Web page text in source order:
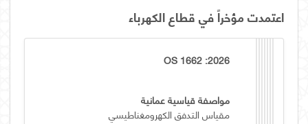
اعتمدت مؤخراً في قطاع الكهرباء
OS 1662 :2026
مواصفة قياسية عمانية
مقياس التدفق الكهرومغناطيسي